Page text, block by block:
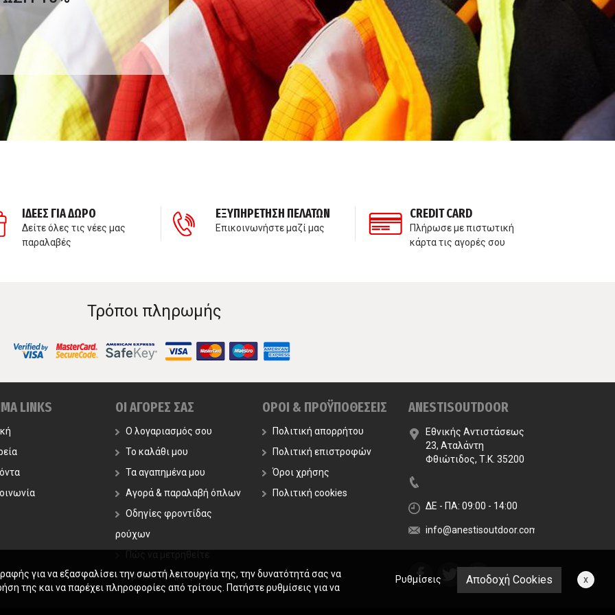
ΙΔΕΕΣ ΓΙΑ ΔΩΡΟ
Δείτε όλες τις νέες μας
παραλαβές
ΕΞΥΠΗΡΕΤΗΣΗ ΠΕΛΑΤΩΝ
Επικοινωνήστε μαζί μας
CREDIT CARD
Πλήρωσε με πιστωτική
κάρτα τις αγορές σου
Τρόποι πληρωμής
LINKS ΟΙ ΑΓΟΡΕΣ ΣΑΣ
Ο λογαριασμός σου
Το καλάθι μου
Τα αγαπημένα μου
Αγορά & παραλαβή όπλων
Οδηγίες φροντίδας
ρούχων
Τρόποι Πληρωμής
ΟΡΟΙ & ΠΡΟΫΠΟΘΕΣΕΙΣ
Πολιτική απορρήτου
Πολιτική επιστροφών
Όροι χρήσης
Πολιτική cookies
ANESTISOUTDOOR
Εθνικής Αντιστάσεως
23, Αταλάντη
Φθιώτιδος, Τ.Κ. 35200
ΔΕ - ΠΑ: 09:00 - 14:00
info@anestisoutdoor.com
για να εξασφαλίσει την σωστή λειτουργία της, την δυνατότητά σας να
της και να παρέχει πληροφορίες από τρίτους. Πατήστε ρυθμίσεις για να
Ρυθμίσεις Αποδοχή Cookies x